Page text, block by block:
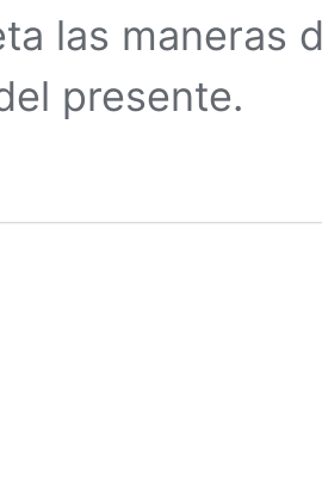
las maneras
presente.